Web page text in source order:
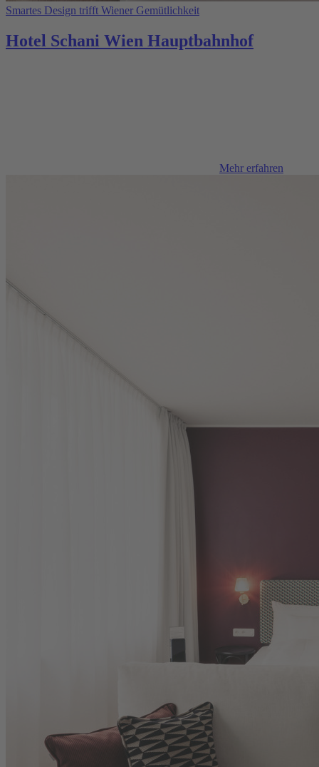
Smartes Design trifft Wiener Gemütlichkeit
Hotel Schani Wien Hauptbahnhof
Mehr erfahren